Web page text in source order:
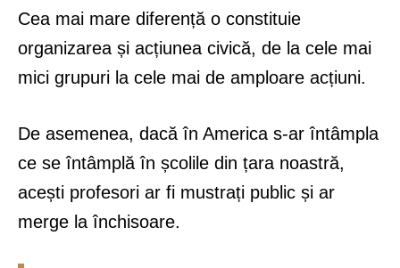
Cea mai mare diferență o constituie
organizarea și acțiunea civică, de la cele mai
mici grupuri la cele mai de amploare acțiuni.
De asemenea, dacă în America s-ar întâmpla
ce se întâmplă în școlile din țara noastră,
acești profesori ar fi mustrați public și ar
merge la închisoare.